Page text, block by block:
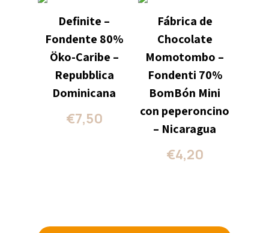
Definite –
Fondente 80%
Öko-Caribe –
Repubblica
Dominicana
€7,50
Fábrica de
Chocolate
Momotombo –
Fondenti 70%
BomBón Mini
con peperoncino
– Nicaragua
€4,20